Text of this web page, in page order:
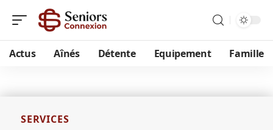
Actus Aînés Détente Equipement Famille
SERVICES